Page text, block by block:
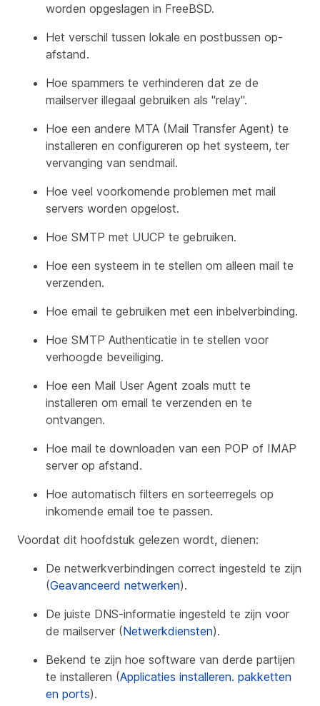
worden opgeslagen in FreeBSD.
Het verschil tussen lokale en postbussen op-
afstand.
Hoe spammers te verhinderen dat ze de
mailserver illegaal gebruiken als "relay".
Hoe een andere MTA (Mail Transfer Agent) te
installeren en configureren op het systeem, ter
vervanging van sendmail.
Hoe veel voorkomende problemen met mail
servers worden opgelost.
Hoe SMTP met UUCP te gebruiken.
Hoe een systeem in te stellen om alleen mail te
verzenden.
Hoe email te gebruiken met een inbelverbinding.
Hoe SMTP Authenticatie in te stellen voor
verhoogde beveiliging.
Hoe een Mail User Agent zoals mutt te
installeren om email te verzenden en te
ontvangen.
Hoe mail te downloaden van een POP of IMAP
server op afstand.
Hoe automatisch filters en sorteerregels op
inkomende email toe te passen.
Voordat dit hoofdstuk gelezen wordt, dienen:
De netwerkverbindingen correct ingesteld te zijn
(Geavanceerd netwerken).
De juiste DNS-informatie ingesteld te zijn voor
de mailserver (Netwerkdiensten).
Bekend te zijn hoe software van derde partijen
te installeren (Applicaties installeren. pakketten
en ports).